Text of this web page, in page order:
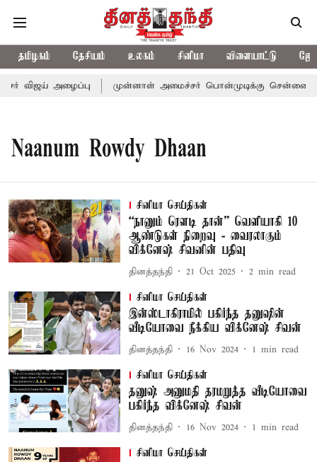
தமிழகம் தேசியம் உலகம் சினிமா விளையாட்டு
விஜய் அழைப்பு முன்னாள் அமைச்சர் பொன்முடிக்கு சென்னை
Naanum Rowdy Dhaan
சினிமா செய்திகள்
“நானும் ரெளடி தான்” வெளியாகி 10
ஆண்டுகள் நிறைவு - வைரலாகும்
விக்னேஷ் சிவனின் பதிவு
தினத்தந்தி 21 Oct 2025 2 min read
சினிமா செய்திகள்
இன்ஸ்டாகிராமில் பகிர்ந்த தனுஷின்
வீடியோவை நீக்கிய விக்னேஷ் சிவன்
தினத்தந்தி 16 Nov 2024 1 min read
சினிமா செய்திகள்
தனுஷ் அனுமதி தரமறுத்த வீடியோவை
பகிர்ந்த விக்னேஷ் சிவன்
தினத்தந்தி 16 Nov 2024 1 min read
சினிமா செய்திகள்